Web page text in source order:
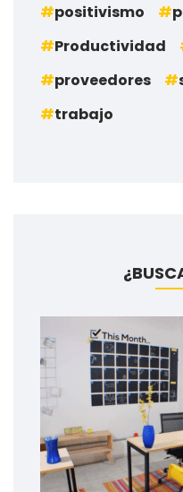
positivismo
Productividad
proveedores
trabajo